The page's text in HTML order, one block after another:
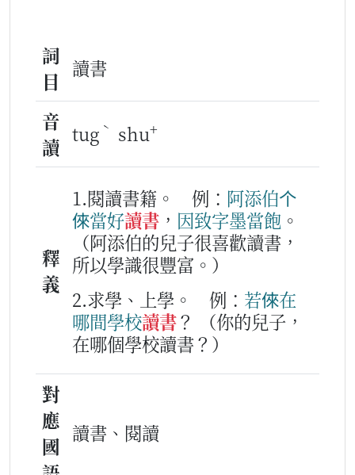
詞
目
讀書
音
讀
tug ˋ shu+
釋
義
1.閱讀書籍。 例： 阿添伯个
倈當好讀書 ， 因致字墨當飽 。
（阿添伯的兒子很喜歡讀書，
所以學識很豐富。）
2.求學、上學。
例： 若倈在
哪間學校讀書？
（你的兒子，
在哪個學校讀書？）
對
應
國
讀書、閱讀